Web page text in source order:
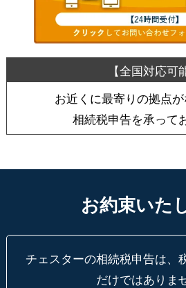
お近くに最寄りの拠点
相続税申告を承って
お約束いた
チェスターの相続税申告は、
だけではありま